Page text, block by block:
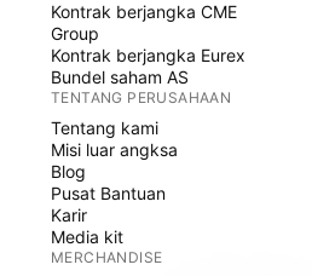
Kontrak berjangka CME
Group
Kontrak berjangka Eurex
Bundel saham AS
TENTANG PERUSAHAAN
Tentang kami
Misi luar angksa
Blog
Pusat Bantuan
Karir
Media kit
MERCHANDISE